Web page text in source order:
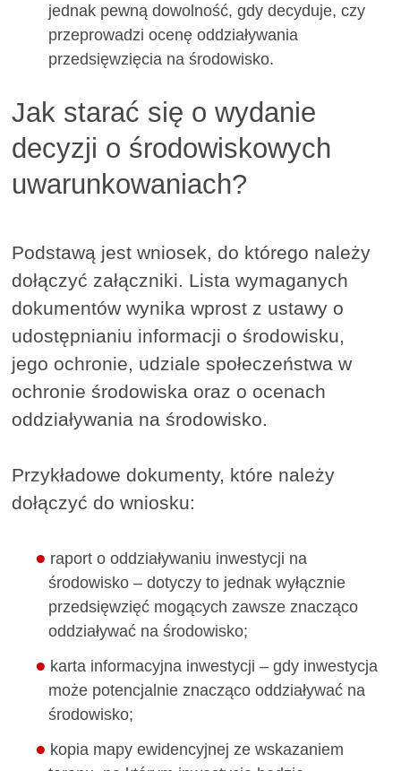
jednak pewną dowolność, gdy decyduje, czy
przeprowadzi ocenę oddziaływania
przedsięwzięcia na środowisko.
Jak starać się o wydanie
decyzji o środowiskowych
uwarunkowaniach?
Podstawą jest wniosek, do którego należy
dołączyć załączniki. Lista wymaganych
dokumentów wynika wprost z ustawy o
udostępnianiu informacji o środowisku,
jego ochronie, udziale społeczeństwa w
ochronie środowiska oraz o ocenach
oddziaływania na środowisko.
Przykładowe dokumenty, które należy
dołączyć do wniosku:
raport o oddziaływaniu inwestycji na
środowisko – dotyczy to jednak wyłącznie
przedsięwzięć mogących zawsze znacząco
oddziaływać na środowisko;
karta informacyjna inwestycji – gdy inwestycja
może potencjalnie znacząco oddziaływać na
środowisko;
kopia mapy ewidencyjnej ze wskazaniem